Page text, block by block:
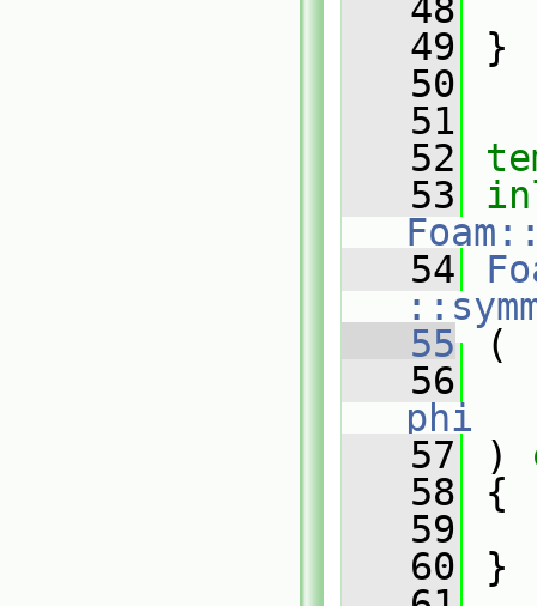
   48
   49
}
   50
   51
   52
   53
   54
   55
(
   56
phi
   57
)
   58
{
   59
   60
}